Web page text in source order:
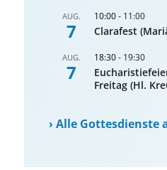
AUG.
7
10:00- 11:00
Clarafest
AUG.
7
18:30- 19:30
Freitag (Hl.
›Alle Gottesdienste